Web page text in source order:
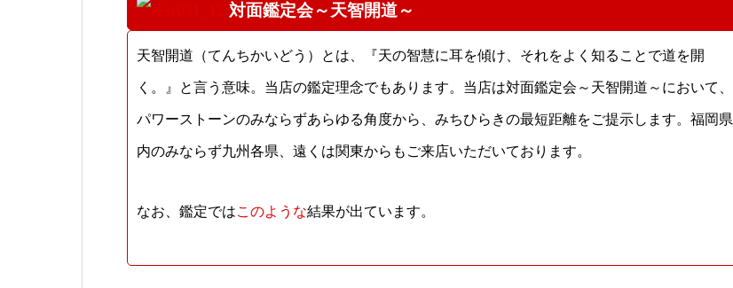
対面鑑定会～天智開道～
天智開道（てんちかいどう）とは、『天の智慧に耳を傾け、それをよく知ることで道を開
く。』と言う意味。当店の鑑定理念でもあります。当店は対面鑑定会～天智開道～において、
パワーストーンのみならずあらゆる角度から、みちひらきの最短距離をご提示します。福岡県
内のみならず九州各県、遠くは関東からもご来店いただいております。
なお、鑑定ではこのような結果が出ています。